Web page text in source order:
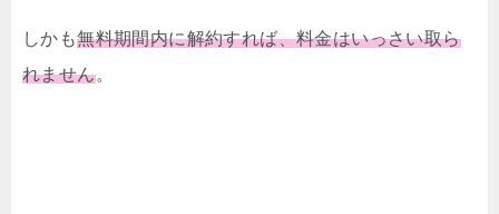
しかも無料期間内に解約すれば、料金はいっさい取ら
れません。